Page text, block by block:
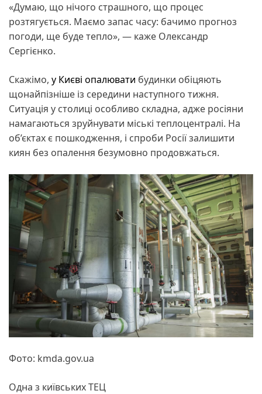
«Думаю, що нічого страшного, що процес
розтягується. Маємо запас часу: бачимо прогноз
погоди, ще буде тепло», — каже Олександр
Сергієнко.
Скажімо, у Києві опалювати будинки обіцяють
щонайпізніше із середини наступного тижня.
Ситуація у столиці особливо складна, адже росіяни
намагаються зруйнувати міські теплоцентралі. На
об’єктах є пошкодження, і спроби Росії залишити
киян без опалення безумовно продовжаться.
Фото: kmda.gov.ua
Одна з київських ТЕЦ